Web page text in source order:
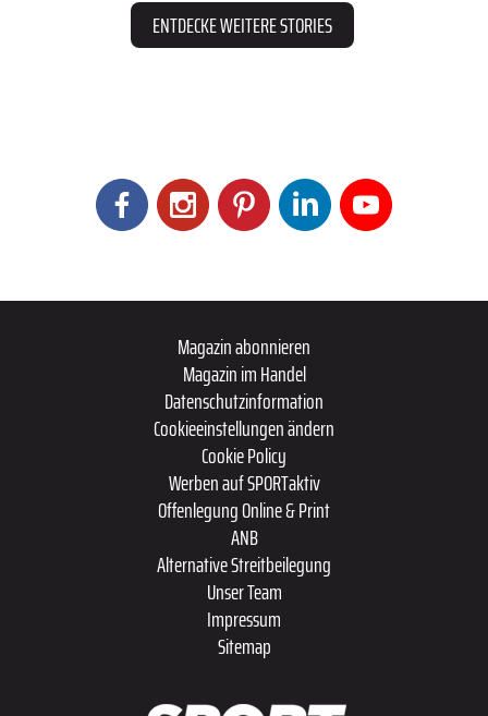
ENTDECKE WEITERE STORIES
Magazin abonnieren
Magazin im Handel
Datenschutzinformation
Cookieeinstellungen ändern
Cookie Policy
Werben auf SPORTaktiv
Offenlegung Online & Print
ANB
Alternative Streitbeilegung
Unser Team
Impressum
Sitemap